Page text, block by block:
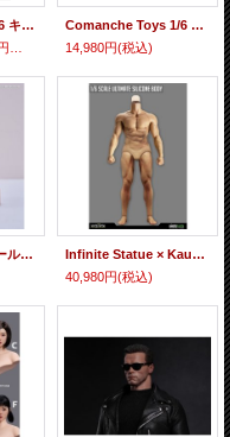
TOPO STUDIO 1/6 キャプテンアメリカ アクションフィギュア用 TP038A / TP038B *予約
Comanche Toys 1/6 Magpul ACR Rifle Tactical Set Masada Remington 2種 HY2023001 HY2023002 *予約
14,980円(税込)
DogDoing 1/6 クール ゴッデス フィメール ヘッド DD-HS-001 *予約
Infinite Statue × Kaustic Plastik 1/6 アルティメット 男性素体 マッスルボディ シリコーン素材 *予約
40,980円(税込)